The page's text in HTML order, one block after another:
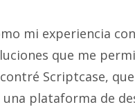
mi experiencia
que me
Scriptcase,
una plataforma de